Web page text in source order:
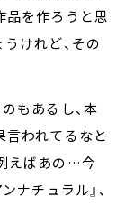
品を作ろうと思
けれど、その
もあるし、本
言われてるなと
えばあの…今
ナチュラル』、